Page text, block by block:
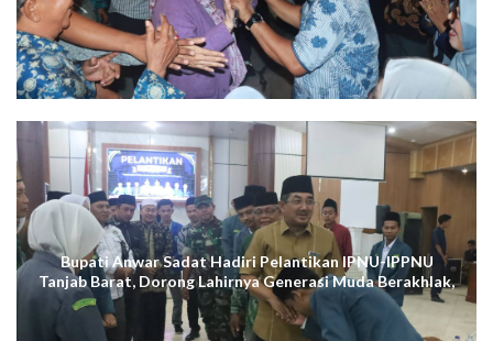
Bupati Anwar Sadat Hadiri Pelantikan IPNU-IPPNU
Tanjab Barat, Dorong Lahirnya Generasi Muda Berakhlak,
Cerdas Digital, dan Berdaya Saing